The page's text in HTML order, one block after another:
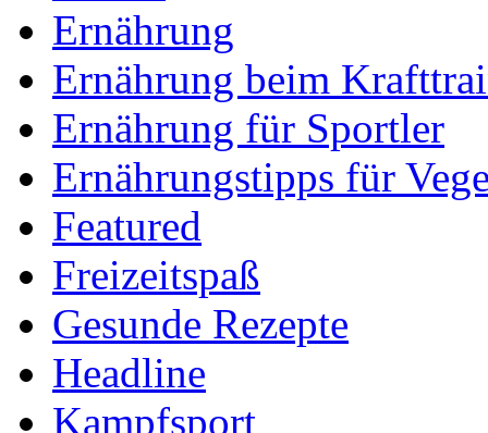
Ernährung
Ernährung beim
Ernährung für Sportler
Ernährungstipps für
Featured
Freizeitspaß
Gesunde Rezepte
Headline
Kampfsport